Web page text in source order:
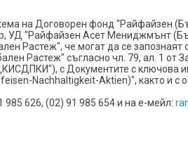
на Договорен фонд "Райфайзен
УД "Райфайзен Асет Мениджмънт
Растеж", че могат да се
Растеж" съгласно чл. 79, ал. 1 от
с Документите с ключова
Nachhaltigkeit-Aktien)", както и с
626, (02) 91 985 654 и на е-мейл: